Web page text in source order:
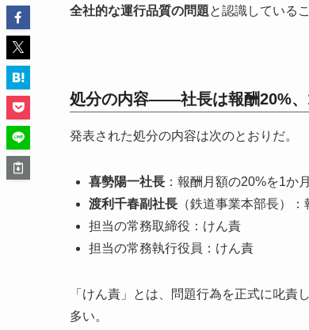
全社的な運行品質の問題と認識している
処分の内容——社長は報酬20%、
発表された処分の内容は次のとおりだ。
喜勢陽一社長 ：報酬月額の20%を1か
渡利千春副社長 （鉄道事業本部長）
担当の常務取締役：けん責
担当の常務執行役員：けん責
「けん責」とは、問題行為を正式に叱
多い。